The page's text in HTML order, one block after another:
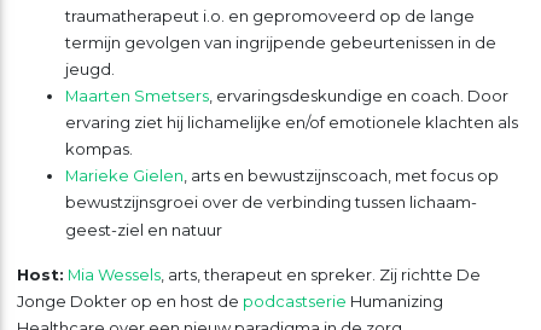
traumatherapeut i.o. en gepromoveerd op de lange
termijn gevolgen van ingrijpende gebeurtenissen in de
jeugd.
Maarten Smetsers, ervaringsdeskundige en coach. Door
ervaring ziet hij lichamelijke en/of emotionele klachten als
kompas.
Marieke Gielen , arts en bewustzijnscoach, met focus op
bewustzijnsgroei over de verbinding tussen lichaam-
geest-ziel en natuur
Host: Mia Wessels, arts, therapeut en spreker. Zij richtte De
Jonge Dokter op en host de podcastserie Humanizing